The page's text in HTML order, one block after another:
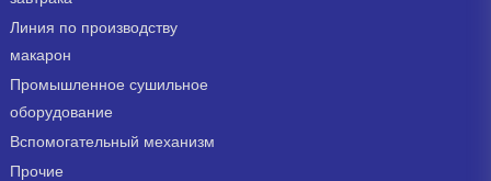
Линия по производству
макарон
Промышленное сушильное
оборудование
Вспомогательный механизм
Прочие